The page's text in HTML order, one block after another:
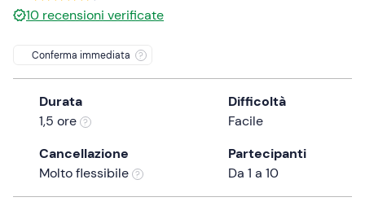
the
mark
key
keyboard
shortcuts
for
0 €
10 recensioni verificate
Conferma immediata
Durata
1,5 ore
Difficoltà
Facile
Cancellazione
Molto flessibile
Partecipanti
Da 1 a 10